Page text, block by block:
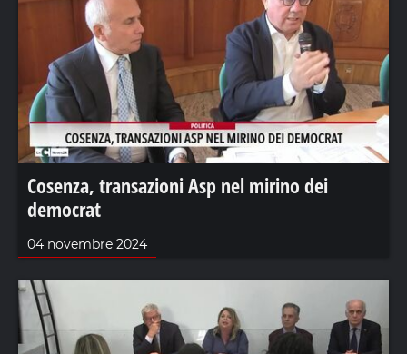
Cosenza, transazioni Asp nel mirino dei
democrat
04 novembre 2024